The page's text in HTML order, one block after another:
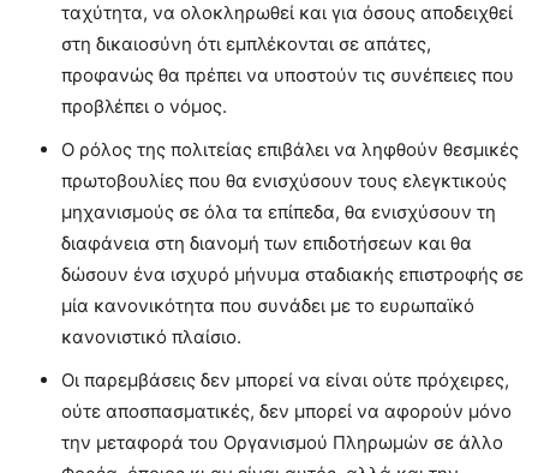
ταχύτητα, να ολοκληρωθεί και για όσους αποδειχθεί
στη δικαιοσύνη ότι εμπλέκονται σε απάτες,
προφανώς θα πρέπει να υποστούν τις συνέπειες που
προβλέπει ο νόμος.
Ο ρόλος της πολιτείας επιβάλει να ληφθούν θεσμικές
πρωτοβουλίες που θα ενισχύσουν τους ελεγκτικούς
μηχανισμούς σε όλα τα επίπεδα, θα ενισχύσουν τη
διαφάνεια στη διανομή των επιδοτήσεων και θα
δώσουν ένα ισχυρό μήνυμα σταδιακής επιστροφής σε
μία κανονικότητα που συνάδει με το ευρωπαϊκό
κανονιστικό πλαίσιο.
Οι παρεμβάσεις δεν μπορεί να είναι ούτε πρόχειρες,
ούτε αποσπασματικές, δεν μπορεί να αφορούν μόνο
την μεταφορά του Οργανισμού Πληρωμών σε άλλο